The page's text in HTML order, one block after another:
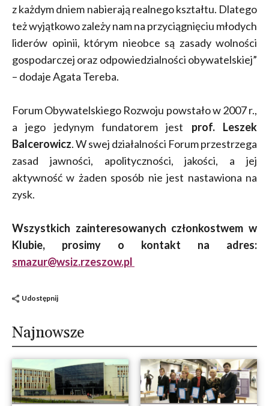
z każdym dniem nabierają realnego kształtu. Dlatego
też wyjątkowo zależy nam na przyciągnięciu młodych
liderów opinii, którym nieobce są zasady wolności
gospodarczej oraz odpowiedzialności obywatelskiej”
– dodaje Agata Tereba.
Forum Obywatelskiego Rozwoju powstało w 2007 r.,
a jego jedynym fundatorem jest prof. Leszek
Balcerowicz. W swej działalności Forum przestrzega
zasad jawności, apolityczności, jakości, a jej
aktywność w żaden sposób nie jest nastawiona na
zysk.
Wszystkich zainteresowanych członkostwem w
Klubie, prosimy o kontakt na adres:
smazur@wsiz.rzeszow.pl
Udostępnij
Najnowsze